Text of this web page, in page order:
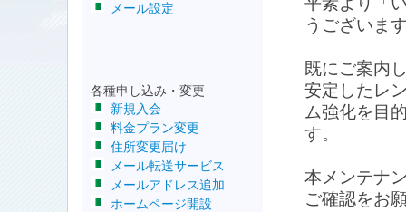
メール設定
各種申し込み・変更
新規入会
料金プラン変更
住所変更届け
メール転送サービス
メールアドレス追加
ホームページ開設
うございま
既にご案内
安定したレ
ム強化を目
す。
本メンテナ
ご確認をお